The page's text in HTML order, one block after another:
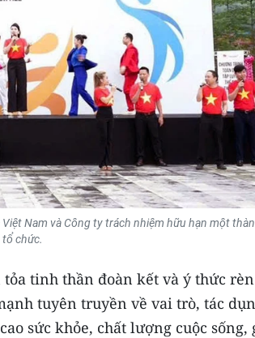
Nam và Công ty trách nhiệm hữu hạn một
chức.
tinh thần đoàn kết và ý thức rèn
tuyên truyền về vai trò, tác
sức khỏe, chất lượng cuộc sống,